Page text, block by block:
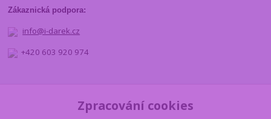
Zákaznická podpora:
info@i-darek.cz
+420 603 920 974
Zpracování cookies